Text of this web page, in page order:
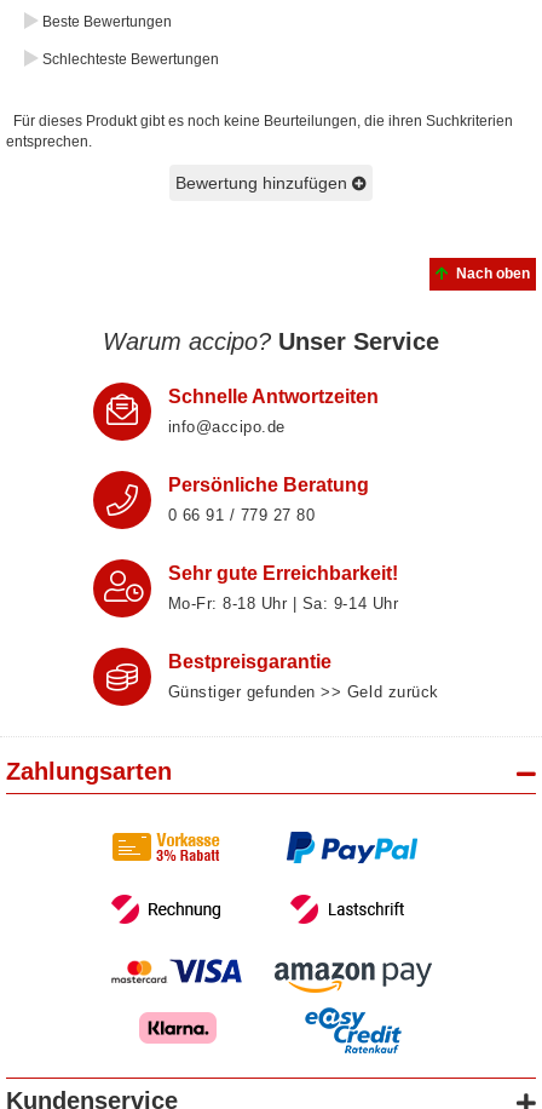
Beste Bewertungen
Schlechteste Bewertungen
Für dieses Produkt gibt es noch keine Beurteilungen, die ihren Suchkriterien
entsprechen.
Bewertung hinzufügen
Nach oben
Warum accipo? Unser Service
Schnelle Antwortzeiten
info@accipo.de
Persönliche Beratung
0 66 91 / 779 27 80
Sehr gute Erreichbarkeit!
Mo-Fr: 8‑18 Uhr | Sa: 9‑14 Uhr
Bestpreisgarantie
Günstiger gefunden >> Geld zurück
Zahlungsarten
Kundenservice